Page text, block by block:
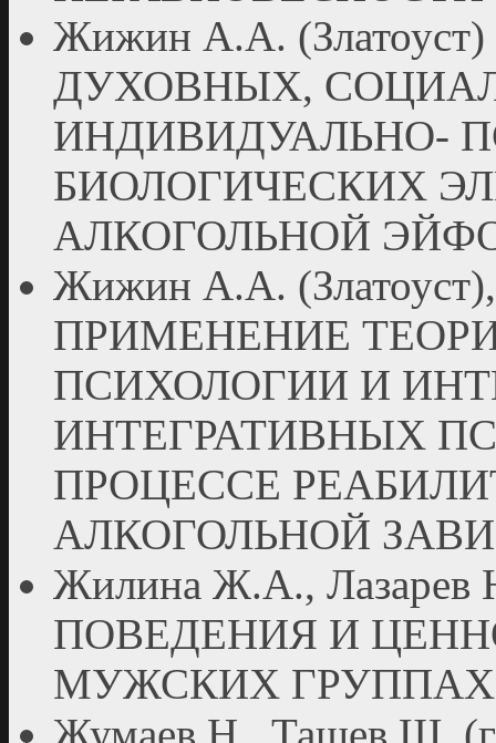
Жижин А.А.
ДУХОВНЫХ,
ИНДИВИДУАЛЬНО-
БИОЛОГИЧЕСКИХ
АЛКОГОЛЬНОЙ
Жижин А.А.
ПРИМЕНЕНИЕ
ПСИХОЛОГИИ И
ИНТЕГРАТИВНЫХ
ПРОЦЕССЕ
АЛКОГОЛЬНОЙ
Жилина Ж.А.,
ПОВЕДЕНИЯ И
МУЖСКИХ ГРУППАХ